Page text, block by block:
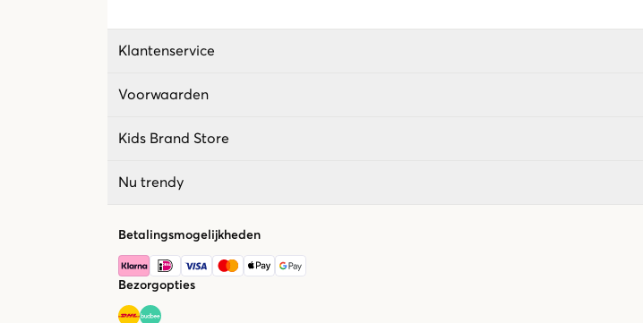
Klantenservice
Voorwaarden
Kids Brand Store
Nu trendy
Betalingsmogelijkheden
Bezorgopties